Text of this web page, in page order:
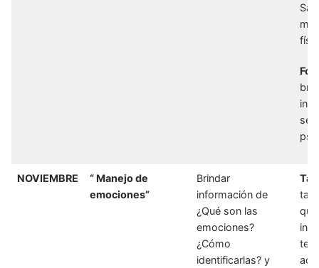
NOVIEMBRE
“ Manejo de
emociones”
Brindar
información de
¿Qué son las
emociones?
¿Cómo
identificarlas? y